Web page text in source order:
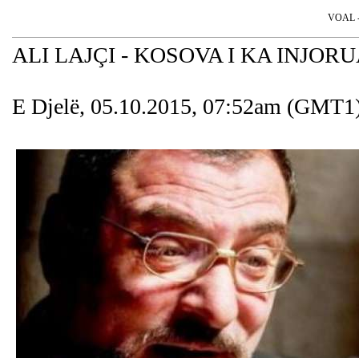
VOAL
ALI LAJÇI - KOSOVA I KA
E Djelë, 05.10.2015, 07:52am